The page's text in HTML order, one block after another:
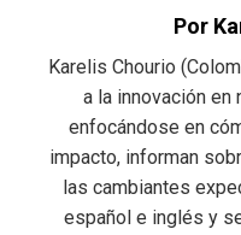
Por
Karelis Chourio
a la innovación
enfocándose en
impacto, informan
las cambiantes
español e inglés y